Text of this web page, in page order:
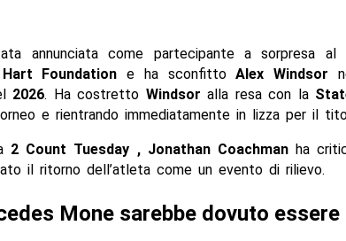
annunciata come partecipante a sorpresa al
Foundation e ha sconfittoAlex Windsor
2026. Ha costretto Windsor alla resa con la
e rientrando immediatamente in lizza per il
2 Count Tuesday , Jonathan Coachmanha
il ritorno dell’atleta come un evento di rilievo.
Mone sarebbe dovuto essere